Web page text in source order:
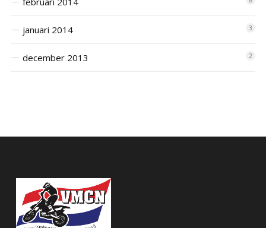
januari 2014 3
december 2013 2